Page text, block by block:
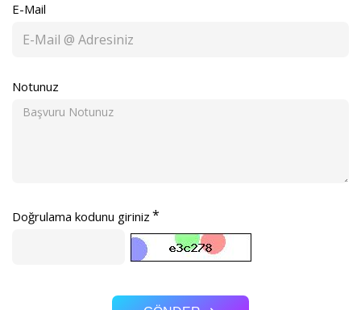
E-Mail
Notunuz
Doğrulama kodunu giriniz